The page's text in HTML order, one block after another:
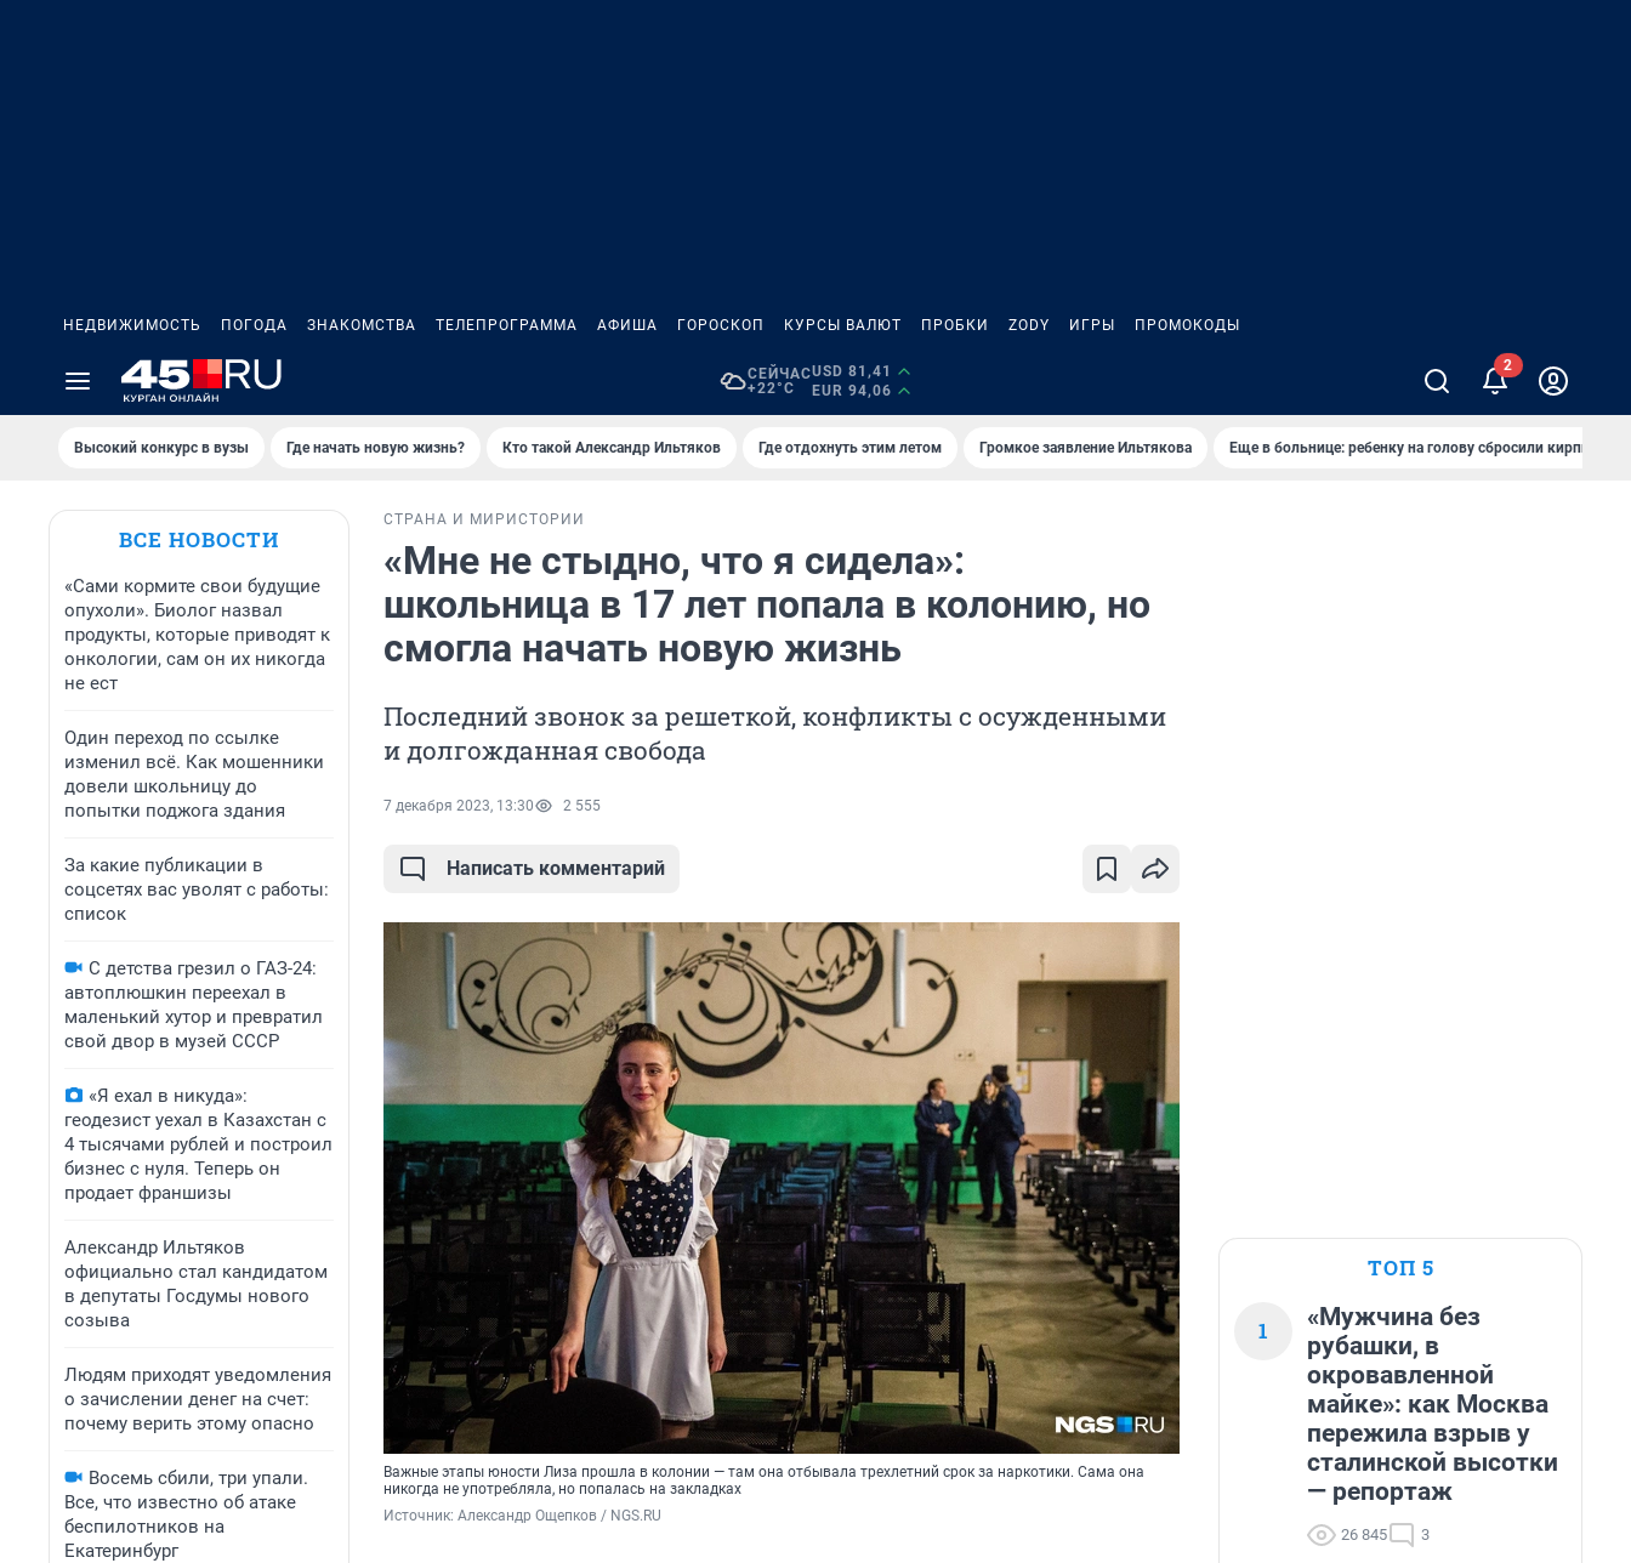
НЕДВИЖИМОСТЬ ПОГОДА ЗНАКОМСТВА ТЕЛЕПРОГРАММА АФИША ГОРОСКОП КУРСЫ ВАЛЮТ ПРОБКИ ZODY ИГРЫ ПРОМОКОДЫ
СЕЙЧАС
+22°C
USD 81,41
EUR 94,06
Высокий конкурс в вузы Где начать новую жизнь? Кто такой Александр Ильтяков Где отдохнуть этим летом Громкое заявление Ильтякова Еще в больнице: ребенку на голову сбросили кирпич
ВСЕ НОВОСТИ
«Сами кормите свои будущие
опухоли». Биолог назвал
продукты, которые приводят к
онкологии, сам он их никогда
не ест
Один переход по ссылке
изменил всё. Как мошенники
довели школьницу до
попытки поджога здания
За какие публикации в
соцсетях вас уволят с работы:
список
С детства грезил о ГАЗ-24:
автоплюшкин переехал в
маленький хутор и превратил
свой двор в музей СССР
«Я ехал в никуда»:
геодезист уехал в Казахстан с
4 тысячами рублей и построил
бизнес с нуля. Теперь он
продает франшизы
Александр Ильтяков
официально стал кандидатом
в депутаты Госдумы нового
созыва
Людям приходят уведомления
о зачислении денег на счет:
почему верить этому опасно
Восемь сбили, три упали.
Все, что известно об атаке
беспилотников на
Екатеринбург
СТРАНА И МИР ИСТОРИИ
«Мне не стыдно, что я сидела»:
школьница в 17 лет попала в колонию, но
смогла начать новую жизнь
Последний звонок за решеткой, конфликты с осужденными
и долгожданная свобода
7 декабря 2023, 13:30 2 555
Написать комментарий
Важные этапы юности Лиза прошла в колонии — там она отбывала трехлетний срок за наркотики. Сама она
никогда не употребляла, но попалась на закладках
Источник: Александр Ощепков / NGS.RU
ТОП 5
1
«Мужчина без
рубашки, в
окровавленной
майке»: как Москва
пережила взрыв у
сталинской высотки
— репортаж
26 845 3